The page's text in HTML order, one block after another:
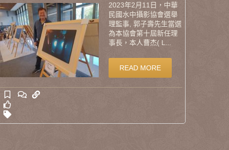
2023年2月11日，中華
民國水中攝影協會選舉
理監事, 郭子壽先生當選
為本協會第十屆新任理
事長，本人曹杰( L...
READ MORE